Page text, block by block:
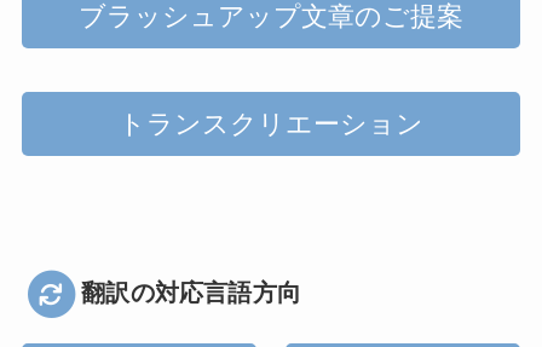
ブラッシュアップ文章のご提案
トランスクリエーション
翻訳の対応言語方向